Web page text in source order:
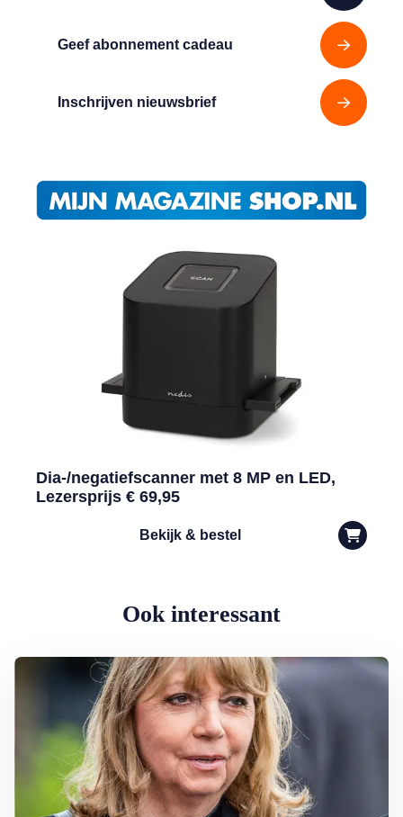
Geef abonnement cadeau
Inschrijven nieuwsbrief
Dia-/negatiefscanner met 8 MP en LED,
Lezersprijs € 69,95
Bekijk & bestel
Ook interessant
Lees meer over Eerbetoon Earth & Fire-zangeres Jerney Kaagman: